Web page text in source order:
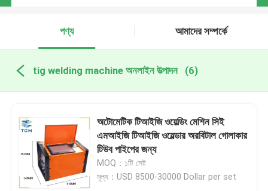
পণ্য আমাদের সম্পর্কে
tig welding machine অনলাইন উত্পাদন (6)
অটোমেটিক টিআইজি ওয়েল্ডিং মেশিন সিই
এমআইজি টিআইজি ওয়েল্ডার অরবিটাল গোলাকার
টিউব পাইপের জন্য
MOQ：১টি সেট
মূল্য：USD 8500-30000 Dollar per set